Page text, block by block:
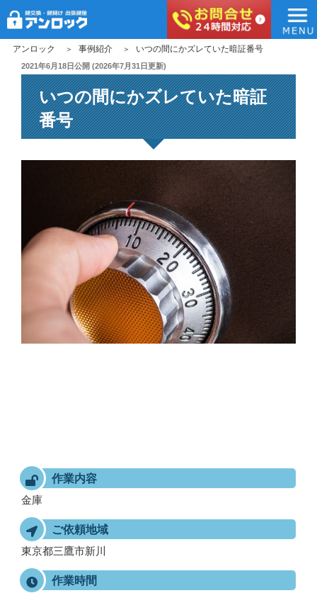
アンロック
アンロック 事例紹介 いつの間にかズレていた暗証番号
投
稿
日:
2021年6月18日公開 (2026年7月31日更新)
いつの間にかズレていた暗証
番号
作業内容
金庫
ご依頼地域
東京都三鷹市新川
作業時間